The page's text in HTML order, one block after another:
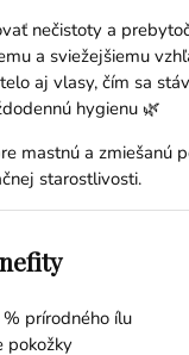
nečistoty a
a sviežejšiemu
aj vlasy, čím sa
hygienu 🌿
mastnú a zmiešanú
starostlivosti.
prírodného ílu
pokožky